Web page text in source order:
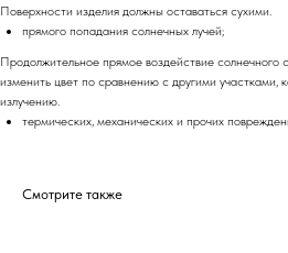
Поверхности изделия должны оставаться сухими.
прямого попадания солнечных лучей;
Продолжительное прямое воздействие солнечного
изменить цвет по сравнению с другими участками,
излучению.
термических, механических и прочих
Смотрите также